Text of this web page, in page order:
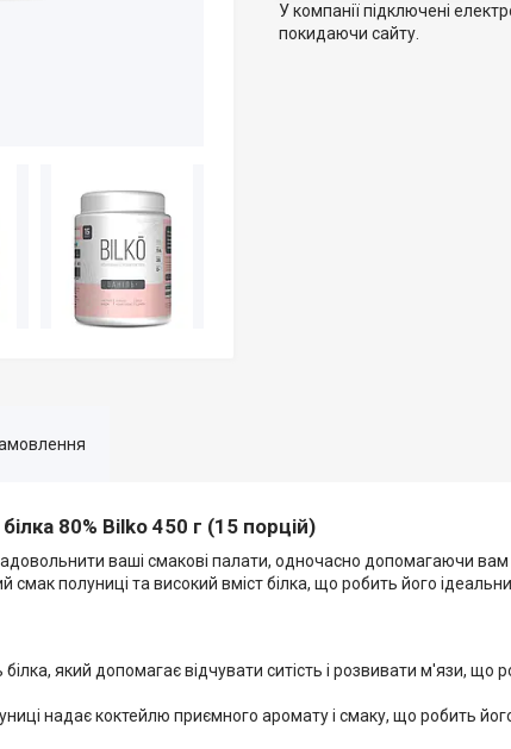
У компанії підключені
покидаючи сайту.
80% Bilko 450 г (15 порцій)
ваші смакові палати, одночасно допомагаючи вам
полуниці та високий вміст білка, що робить його
білка, який допомагає відчувати ситість і розвивати м'язи, що
надає коктейлю приємного аромату і смаку, що робить